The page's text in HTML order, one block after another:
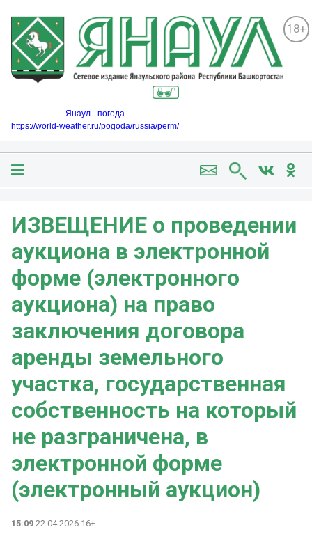
18+
Янаул - погода
https://world-weather.ru/pogoda/russia/perm/
ИЗВЕЩЕНИЕ о проведении
аукциона в электронной
форме (электронного
аукциона) на право
заключения договора
аренды земельного
участка, государственная
собственность на который
не разграничена, в
электронной форме
(электронный аукцион)
15:09 22.04.2026 16+